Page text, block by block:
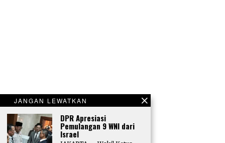
JANGAN LEWATKAN
DPR Apresiasi
Pemulangan 9 WNI dari
Israel